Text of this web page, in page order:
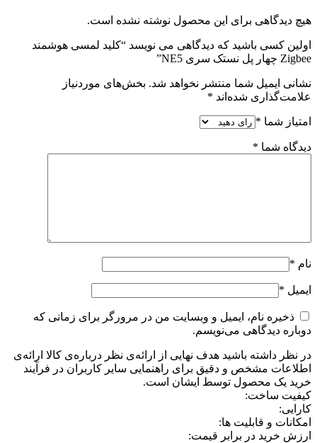
هیچ دیدگاهی برای این محصول نوشته نشده است.
اولین کسی باشید که دیدگاهی می نویسد “کلید لمسی هوشمند
Zigbee چهار پل نستک سری NE5”
نشانی ایمیل شما منتشر نخواهد شد. بخش‌های موردنیاز
علامت‌گذاری شده‌اند *
امتیاز شما *
دیدگاه شما *
نام *
ایمیل *
ذخیره نام، ایمیل و وبسایت من در مرورگر برای زمانی که
دوباره دیدگاهی می‌نویسم.
در نظر داشته باشید هدف نهایی از ارائه‌ی نظر درباره‌ی کالا ارائه‌ی
اطلاعات مشخص و دقیق برای راهنمایی سایر کاربران در فرآیند
خرید یک محصول توسط ایشان است.
کیفیت ساخت:
کارایی:
امکانات و قابلیت ها:
ارزش خرید در برابر قیمت: